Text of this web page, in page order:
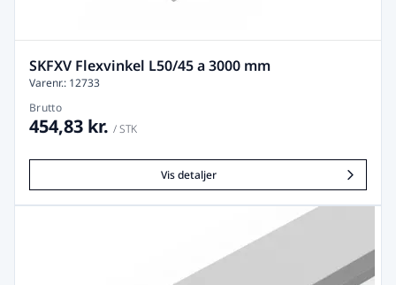
SKFXV Flexvinkel L50/45 a 3000 mm
Varenr.: 12733
Brutto
454,83 kr. / STK
Vis detaljer